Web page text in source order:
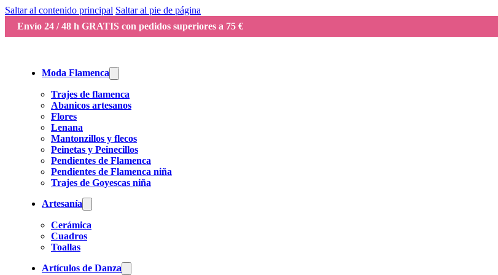
Saltar al contenido principal Saltar al pie de página
Envío 24 / 48 h GRATIS con pedidos superiores a 75 €
Moda Flamenca
Trajes de flamenca
Abanicos artesanos
Flores
Lenana
Mantonzillos y flecos
Peinetas y Peinecillos
Pendientes de Flamenca
Pendientes de Flamenca niña
Trajes de Goyescas niña
Artesanía
Cerámica
Cuadros
Toallas
Artículos de Danza